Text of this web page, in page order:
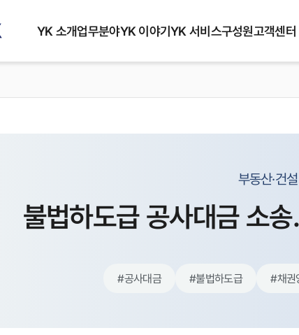
YK 소개업무분야YK 이야기YK 서비스구성원고객센터
부동산·건
불법하도급 공사대금 소
#공사대금 #불법하도급 #채권